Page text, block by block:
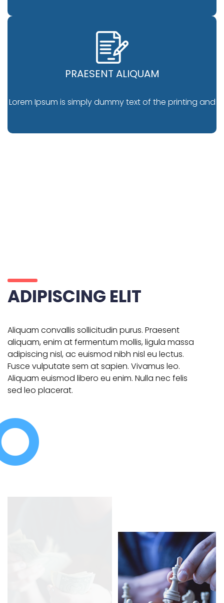
PRAESENT ALIQUAM
Lorem Ipsum is simply dummy text of the printing and
ADIPISCING ELIT
Aliquam convallis sollicitudin purus. Praesent
aliquam, enim at fermentum mollis, ligula massa
adipiscing nisl, ac euismod nibh nisl eu lectus.
Fusce vulputate sem at sapien. Vivamus leo.
Aliquam euismod libero eu enim. Nulla nec felis
sed leo placerat.